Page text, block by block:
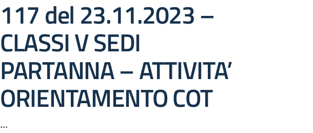
117 del 23.11.2023 –
CLASSI V SEDI
PARTANNA – ATTIVITA’
ORIENTAMENTO COT
...